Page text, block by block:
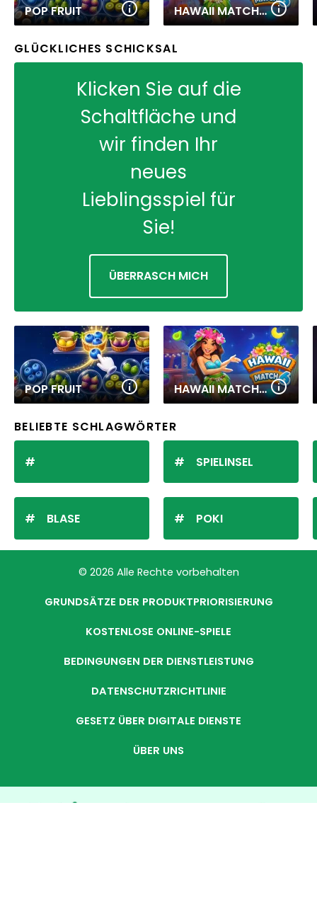
POP FRUIT HAWAII MATCH 6
GLÜCKLICHES SCHICKSAL
Klicken Sie auf die
Schaltfläche und
wir finden Ihr
neues
Lieblingsspiel für
Sie!
ÜBERRASCH MICH
POP FRUIT HAWAII MATCH 6
BELIEBTE SCHLAGWÖRTER
BLASE
SPIELINSEL
POKI
© 2026 Alle Rechte vorbehalten
GRUNDSÄTZE DER PRODUKTPRIORISIERUNG
KOSTENLOSE ONLINE-SPIELE
BEDINGUNGEN DER DIENSTLEISTUNG
DATENSCHUTZRICHTLINIE
GESETZ ÜBER DIGITALE DIENSTE
ÜBER UNS